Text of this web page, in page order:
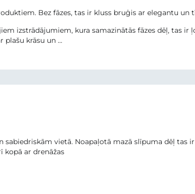
Bez fāzes, tas ir kluss bruģis ar elegantu un
izstrādājumiem, kura samazinātās fāzes dēļ, tas
plašu krāsu un ...
sabiedriskām vietā. Noapaļotā mazā slīpuma dēļ tas
ar drenāžas